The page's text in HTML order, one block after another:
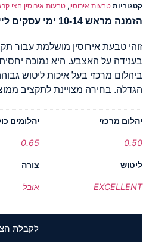
קטגוריות טבעות אירוסין, טבעות אירוסין חצי
הזמנה מראש 10-14 ימי עסקים לייצור
בענידה על האצבע. היא נמוכה
ביהלום מרכזי בעל איכות ליטוש
הגדלה. בחירה מצויינת לתקציב
יהלום מרכזי
0.50
יהלומים
0.65
ליטוש
EXCELLENT
צורה
אובל
לקבלת